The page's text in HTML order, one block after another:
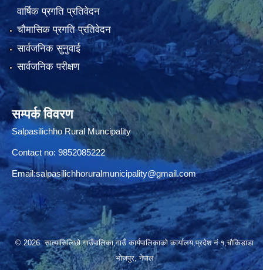
वार्षिक प्रगति प्रतिवेदन
चौमासिक प्रगति प्रतिवेदन
सार्वजनिक सुनुवाई
सार्वजनिक परीक्षण
सम्पर्क विवरण
Salpasilichho Rural Muncipality
Contact no: 9852085222
Email:salpasilichhoruralmunicipality@gmail.com
© 2026 साल्पासिलिछो गाउँपालिका,गाउँ कार्यपालिकाको कार्यालय,प्रदेश नं १,चौकिडाडा
भोजपुर, नेपाल